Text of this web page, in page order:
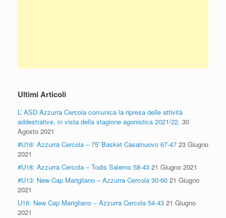
Ultimi Articoli
L’ ASD Azzurra Cercola comunica la ripresa delle attività
addestrative, in vista della stagione agonistica 2021/22. 30
Agosto 2021
#U16: Azzurra Cercola – 75′ Basket Casalnuovo 67-47 23 Giugno
2021
#U18: Azzurra Cercola – Todis Salerno 58-43 21 Giugno 2021
#U13: New Cap Marigliano – Azzurra Cercola 30-60 21 Giugno
2021
U16: New Cap Marigliano – Azzurra Cercola 54-43 21 Giugno
2021